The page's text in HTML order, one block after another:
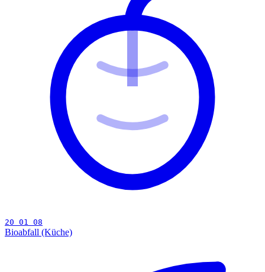
20 01 08
Bioabfall (Küche)